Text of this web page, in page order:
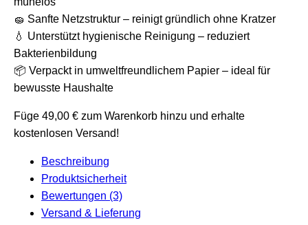
🧽 Sanfte Netzstruktur – reinigt gründlich ohne Kratzer
💧 Unterstützt hygienische Reinigung – reduziert
Bakterienbildung
📦 Verpackt in umweltfreundlichem Papier – ideal für
bewusste Haushalte
Füge 49,00 € zum Warenkorb hinzu und erhalte
kostenlosen Versand!
Beschreibung
Produktsicherheit
Bewertungen (3)
Versand & Lieferung